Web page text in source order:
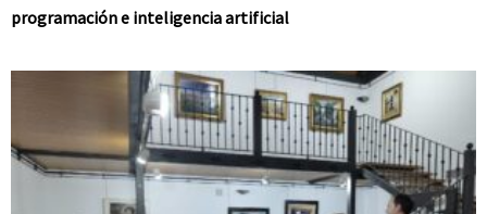
programación e inteligencia artificial